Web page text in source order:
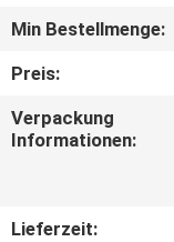
TRETEN
SIE
MIT
UNS
VERBINDUNG
Min Bestellmenge:
Preis:
Verpackung
Informationen:
Lieferzeit: